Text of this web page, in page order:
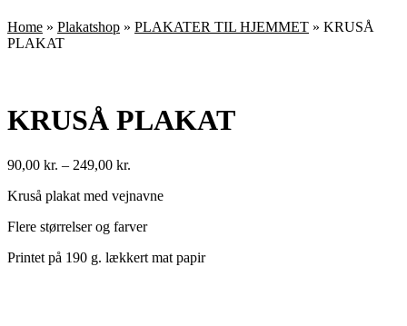
Home » Plakatshop » PLAKATER TIL HJEMMET » KRUSÅ
PLAKAT
KRUSÅ PLAKAT
90,00 kr. – 249,00 kr.
til
Kruså plakat med vejnavne
Flere størrelser og farver
Printet på 190 g. lækkert mat papir